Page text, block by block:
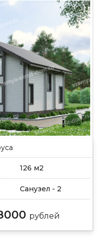
126 м2
Санузел - 2
рублей